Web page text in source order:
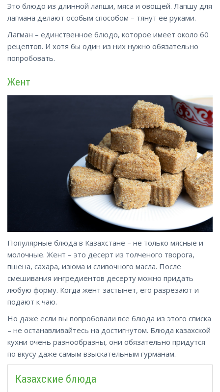
Это блюдо из длинной лапши, мяса и овощей. Лапшу для
лагмана делают особым способом – тянут ее руками.
Лагман – единственное блюдо, которое имеет около 60
рецептов. И хотя бы один из них нужно обязательно
попробовать.
Жент
Популярные блюда в Казахстане – не только мясные и
молочные. Жент – это десерт из толченого творога,
пшена, сахара, изюма и сливочного масла. После
смешивания ингредиентов десерту можно придать
любую форму. Когда жент застынет, его разрезают и
подают к чаю.
Но даже если вы попробовали все блюда из этого списка
– не останавливайтесь на достигнутом. Блюда казахской
кухни очень разнообразны, они обязательно придутся
по вкусу даже самым взыскательным гурманам.
Казахские блюда